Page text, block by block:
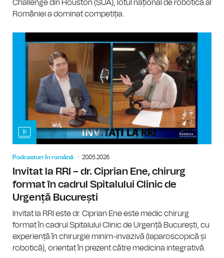
Challenge din Houston (SUA), lotul național de robotică al
României a dominat competiția.
Podcasturi în română 20.05.2026
Invitat la RRI – dr. Ciprian Ene, chirurg
format în cadrul Spitalului Clinic de
Urgență București
Invitat la RRI este dr. Ciprian Ene este medic chirurg
format în cadrul Spitalului Clinic de Urgență București, cu
experiență în chirurgie minim-invazivă (laparoscopică și
robotică), orientat în prezent către medicina integrativă.